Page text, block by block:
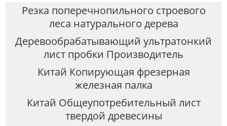
Резка поперечнопильного строевого
леса натурального дерева
Деревообрабатывающий ультратонкий
лист пробки Производитель
Китай Копирующая фрезерная
железная палка
Китай Общеупотребительный лист
твердой древесины